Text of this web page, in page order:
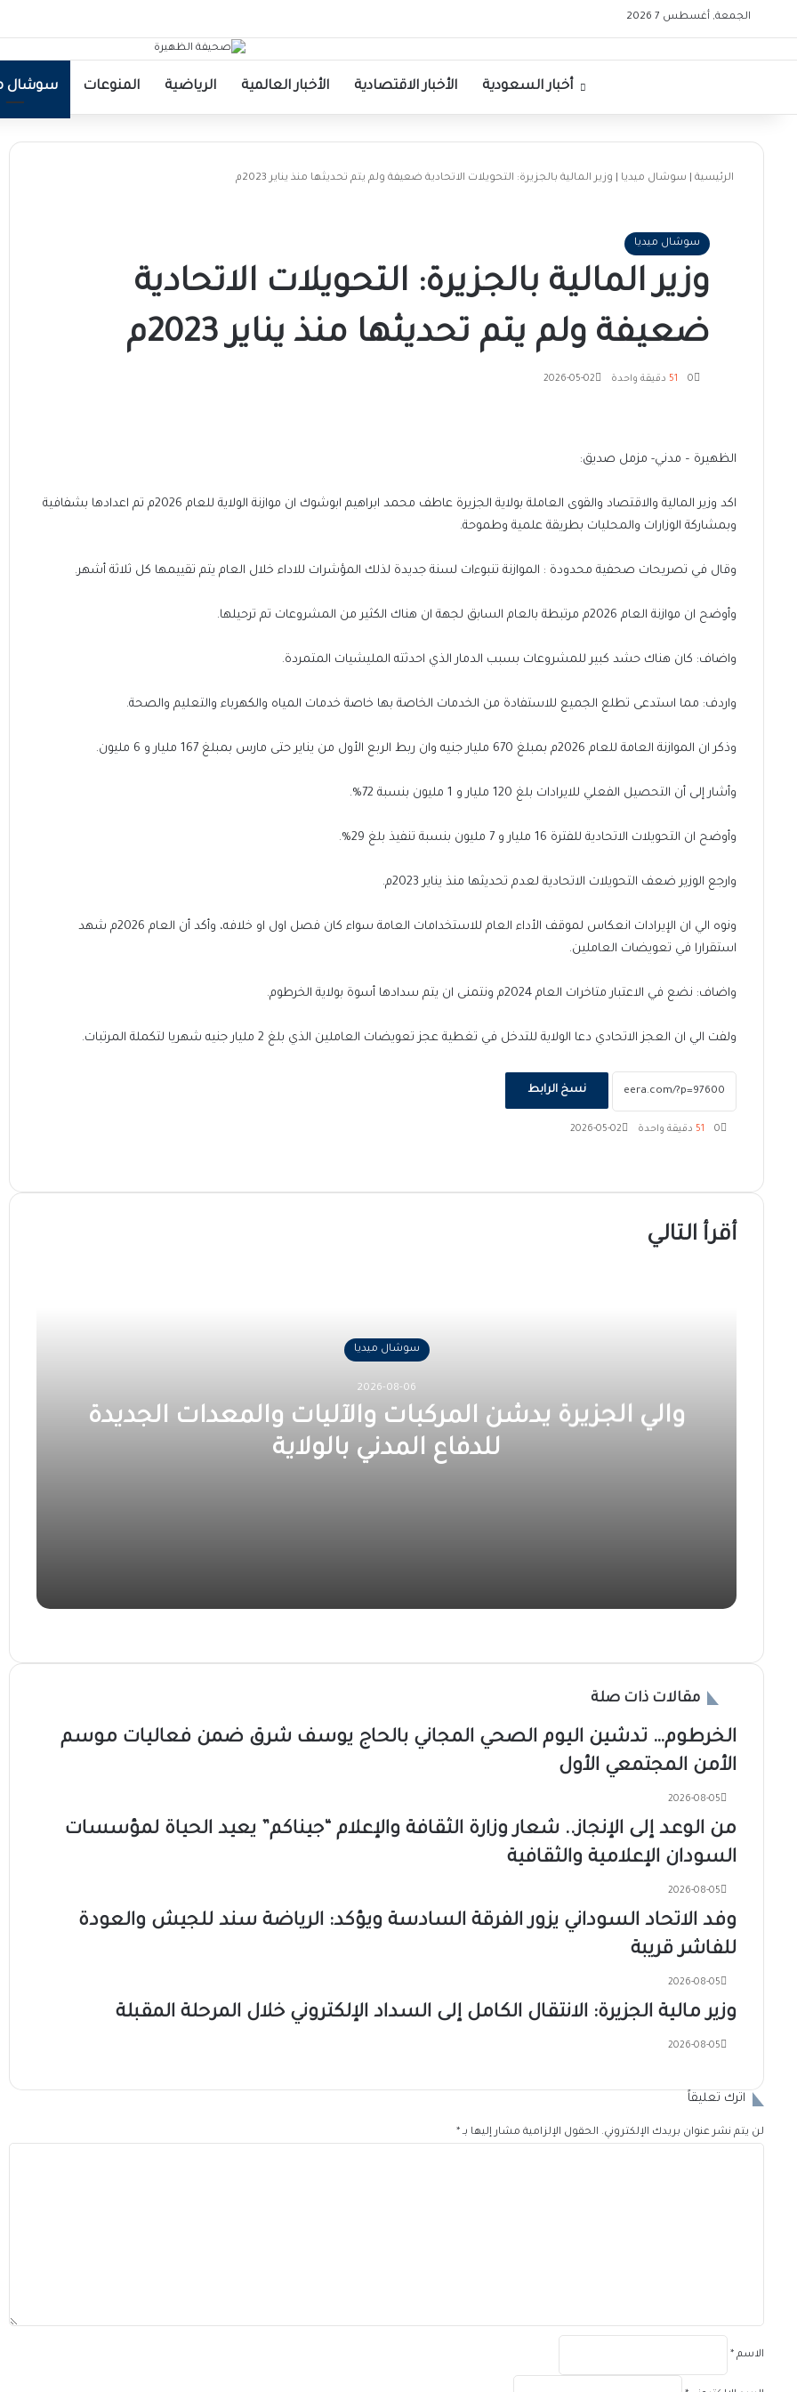
الجمعة, أغسطس 7 2026
الرئيسيةأخبار السعودية الأخبار الاقتصادية الأخبار العالمية الرياضية المنوعات سوشال
الرئيسية سوشال ميديا وزير المالية بالجزيرة: التحويلات الاتحادية ضعيفة ولم يتم تحديثها منذ يناير 2023م
سوشال ميديا
وزير المالية بالجزيرة: التحويلات الاتحادية
ضعيفة ولم يتم تحديثها منذ يناير 2023م
2026-05-02 0 دقيقة واحدة
الظهيرة – مدني- مزمل صديق:
اكد وزير المالية والاقتصاد والقوى العاملة بولاية الجزيرة عاطف محمد ابراهيم ابوشوك ان موازنة الولاية للعام 2026م تم اعدادها بشفافية
وبمشاركة الوزارات والمحليات بطريقة علمية وطموحة.
وقال في تصريحات صحفية محدودة : الموازنة تنبوءات لسنة جديدة لذلك المؤشرات للاداء خلال العام يتم تقييمها كل ثلاثة أشهر.
وأوضح ان موازنة العام 2026م مرتبطة بالعام السابق لجهة ان هناك الكثير من المشروعات تم ترحيلها.
واضاف: كان هناك حشد كبير للمشروعات بسبب الدمار الذي احدثته المليشيات المتمردة.
واردف: مما استدعى تطلع الجميع للاستفادة من الخدمات الخاصة بها خاصة خدمات المياه والكهرباء والتعليم والصحة.
وذكر ان الموازنة العامة للعام 2026م بمبلغ 670 مليار جنيه وان ربط الربع الأول من يناير حتى مارس بمبلغ 167 مليار و 6 مليون.
وأشار إلى أن التحصيل الفعلي للايرادات بلغ 120 مليار و 1 مليون بنسبة 72%.
وأوضح ان التحويلات الاتحادية للفترة 16 مليار و 7 مليون بنسبة تنفيذ بلغ 29%.
وارجع الوزير ضعف التحويلات الاتحادية لعدم تحديثها منذ يناير 2023م.
ونوه الي ان الإيرادات انعكاس لموقف الأداء العام للاستخدامات العامة سواء كان فصل اول او خلافه، وأكد أن العام 2026م شهد
استقرارا في تعويضات العاملين.
واضاف: نضع في الاعتبار متاخرات العام 2024م ونتمنى ان يتم سدادها أسوة بولاية الخرطوم.
ولفت الي ان العجز الاتحادي دعا الولاية للتدخل في تغطية عجز تعويضات العاملين الذي بلغ 2 مليار جنيه شهريا لتكملة المرتبات.
نسخ الرابط
2026-05-02 0 دقيقة واحدة
البريد
أقرأ التالي
سوشال ميديا
2026-08-06
والي الجزيرة يدشن المركبات والآليات والمعدات الجديدة
للدفاع المدني بالولاية
2026-08-05
مقالات ذات صلة
الخرطوم… تدشين اليوم الصحي المجاني بالحاج يوسف شرق ضمن فعاليات موسم
الأمن المجتمعي الأول
2026-08-05
من الوعد إلى الإنجاز.. شعار وزارة الثقافة والإعلام “جيناكم” يعيد الحياة لمؤسسات
السودان الإعلامية والثقافية
2026-08-05
وفد الاتحاد السوداني يزور الفرقة السادسة ويؤكد: الرياضة سند للجيش والعودة
للفاشر قريبة
2026-08-05
وزير مالية الجزيرة: الانتقال الكامل إلى السداد الإلكتروني خلال المرحلة المقبلة
2026-08-05
اترك تعليقاً
لن يتم نشر عنوان بريدك الإلكتروني. الحقول الإلزامية مشار إليها بـ *
الاسم *